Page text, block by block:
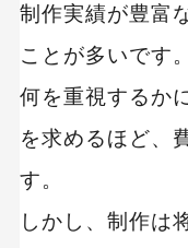
制作実績が豊富
ことが多いです。
何を重視するか
を求めるほど、
す。
しかし、制作は